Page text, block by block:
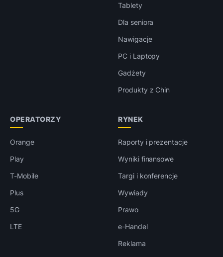
Tablety
Dla seniora
Nawigacje
PC i Laptopy
Gadżety
Produkty z Chin
OPERATORZY
Orange
Play
T-Mobile
Plus
5G
LTE
RYNEK
Raporty i prezentacje
Wyniki finansowe
Targi i konferencje
Wywiady
Prawo
e-Handel
Reklama